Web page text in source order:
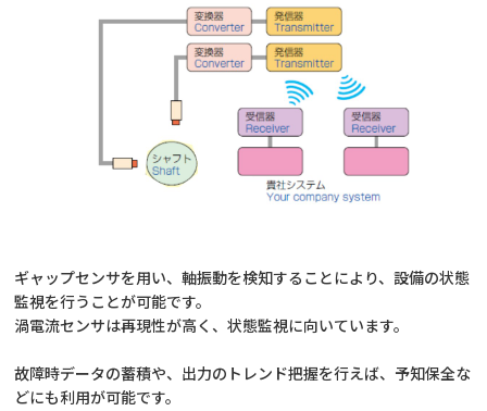
ギャップセンサを用い、軸振動を検知することにより、設備の状態
監視を行うことが可能です。
渦電流センサは再現性が高く、状態監視に向いています。
故障時データの蓄積や、出力のトレンド把握を行えば、予知保全な
どにも利用が可能です。